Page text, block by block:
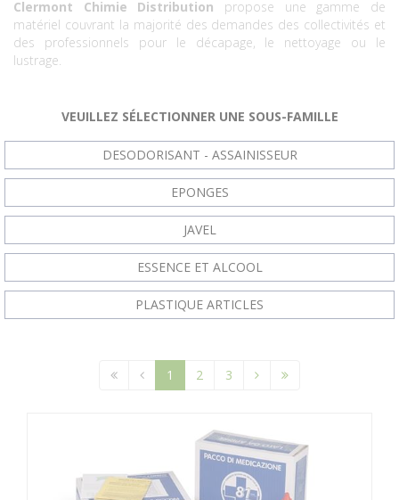
Clermont Chimie Distribution propose une gamme de
matériel couvrant la majorité des demandes des collectivités et
des professionnels pour le décapage, le nettoyage ou le
lustrage.
VEUILLEZ SÉLECTIONNER UNE SOUS-FAMILLE
DESODORISANT - ASSAINISSEUR
EPONGES
JAVEL
ESSENCE ET ALCOOL
PLASTIQUE ARTICLES
1 2 3